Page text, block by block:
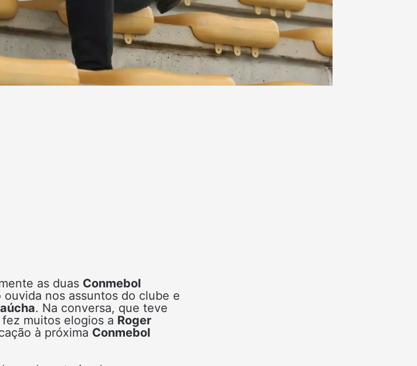
as duas Conmebol
nos assuntos do clube e
. Na conversa, que teve
muitos elogios a Roger
à próxima Conmebol